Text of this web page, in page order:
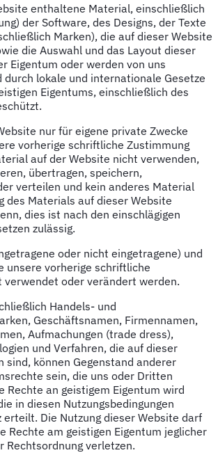
enthaltene Material, einschließlich
der Software, des Designs, der Texte
Marken), die auf dieser Website
die Auswahl und das Layout dieser
Eigentum oder werden von uns
durch lokale und internationale Gesetze
Eigentums, einschließlich des
nur für eigene private Zwecke
vorherige schriftliche Zustimmung
auf der Website nicht verwenden,
übertragen, speichern,
verteilen und kein anderes Material
des Materials auf dieser Website
dies ist nach den einschlägigen
zulässig.
oder nicht eingetragene) und
unsere vorherige schriftliche
verwendet oder verändert werden.
Handels- und
Geschäftsnamen, Firmennamen,
Aufmachungen (trade dress),
und Verfahren, die auf dieser
sind, können Gegenstand anderer
sein, die uns oder Dritten
Rechte an geistigem Eigentum wird
in diesen Nutzungsbedingungen
erteilt. Die Nutzung dieser Website darf
Rechte am geistigen Eigentum jeglicher
Rechtsordnung verletzen.